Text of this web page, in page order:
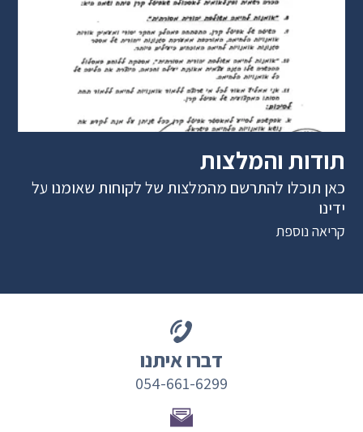
תודות והמלצות
כאן תוכלו להתרשם מהמלצות של לקוחות שאומנו על
ידינו
קריאה נוספת
דברו איתנו
054-661-6299